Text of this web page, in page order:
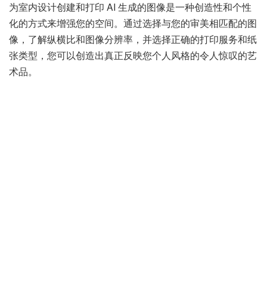
为室内设计创建和打印 AI 生成的图像是一种创造性和个性
化的方式来增强您的空间。通过选择与您的审美相匹配的图
像，了解纵横比和图像分辨率，并选择正确的打印服务和纸
张类型，您可以创造出真正反映您个人风格的令人惊叹的艺
术品。